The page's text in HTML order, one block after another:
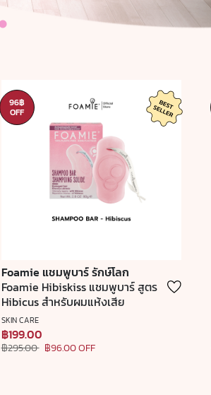
Foamie แชมพูบาร์ รักษ์โลก
Foamie Hibiskiss แชมพูบาร์ สูตร
Hibicus สำหรับผมแห้งเสีย
SKIN CARE
฿199.00
฿295.00 ฿96.00 OFF
96฿
OFF